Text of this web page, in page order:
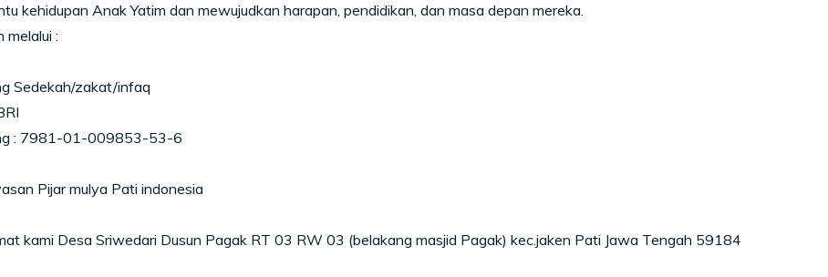
kehidupan Anak Yatim dan mewujudkan harapan, pendidikan, dan masa depan mereka.
melalui :
Sedekah/zakat/infaq
: 7981-01-009853-53-6
Pijar mulya Pati indonesia
kami Desa Sriwedari Dusun Pagak RT 03 RW 03 (belakang masjid Pagak) kec.jaken Pati Jawa Tengah 59184